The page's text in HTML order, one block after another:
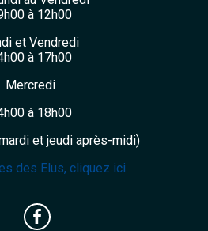
à 12h00
et Vendredi
à 17h00
Mercredi
à 18h00
et jeudi après-midi)
des Elus, cliquez ici